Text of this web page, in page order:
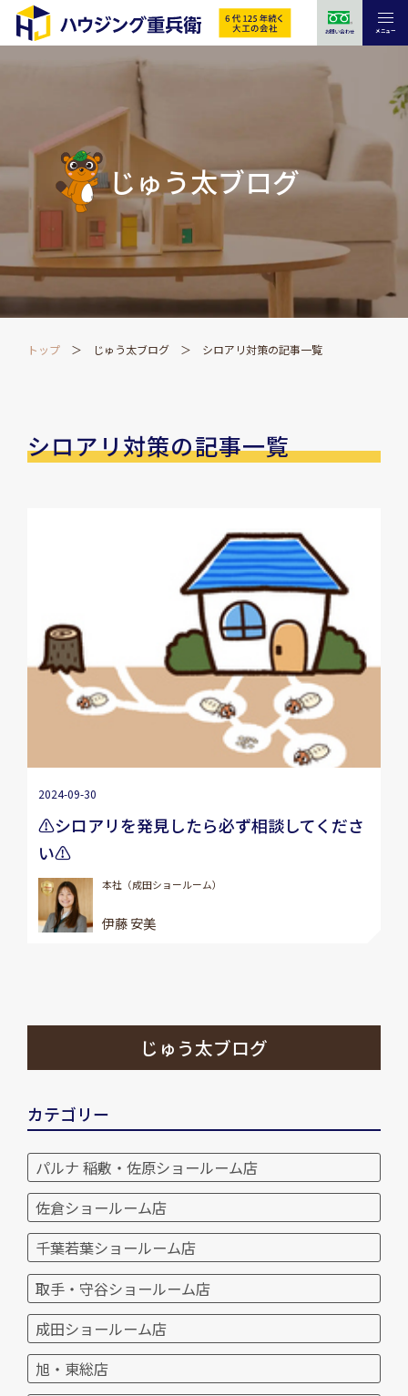
お問い合わせ メニュー
じゅう太ブログ
トップ じゅう太ブログ シロアリ対策の記事一覧
シロアリ対策の記事一覧
2024-09-30
⚠️シロアリを発見したら必ず相談してくださ
い⚠️
本社（成田ショールーム）
伊藤 安美
じゅう太ブログ
カテゴリー
パルナ 稲敷・佐原ショールーム店
佐倉ショールーム店
千葉若葉ショールーム店
取手・守谷ショールーム店
成田ショールーム店
旭・東総店